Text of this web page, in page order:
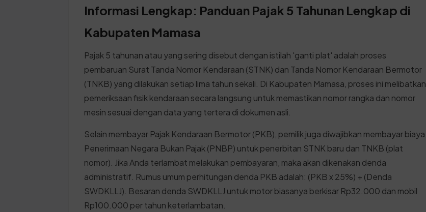
Informasi Lengkap: Panduan Pajak 5 Tahunan Lengkap di
Kabupaten Mamasa
Pajak 5 tahunan atau yang sering disebut dengan istilah 'ganti plat' adalah proses
pembaruan Surat Tanda Nomor Kendaraan (STNK) dan Tanda Nomor Kendaraan Bermotor
(TNKB) yang dilakukan setiap lima tahun sekali. Di Kabupaten Mamasa, proses ini melibatkan
pemeriksaan fisik kendaraan secara langsung untuk memastikan nomor rangka dan nomor
mesin sesuai dengan data yang tertera di dokumen asli.
Selain membayar Pajak Kendaraan Bermotor (PKB), pemilik juga diwajibkan membayar biaya
Penerimaan Negara Bukan Pajak (PNBP) untuk penerbitan STNK baru dan TNKB (plat
nomor). Jika Anda terlambat melakukan pembayaran, maka akan dikenakan denda
administratif. Rumus umum perhitungan denda PKB adalah: (PKB x 25%) + (Denda
SWDKLLJ). Besaran denda SWDKLLJ untuk motor biasanya berkisar Rp32.000 dan mobil
Rp100.000 per tahun keterlambatan.